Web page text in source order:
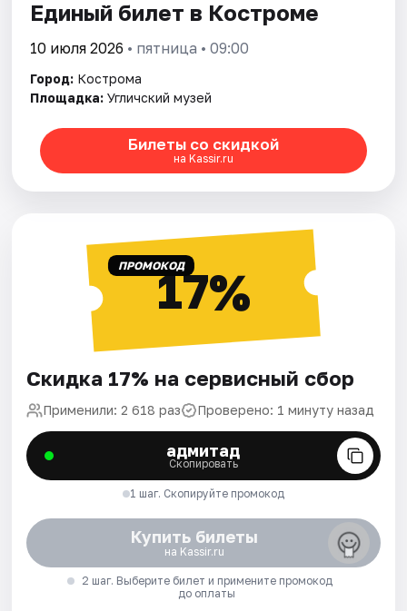
Рейтинги
Единый билет в Костроме
10 июля 2026 • пятница • 09:00
Город: Кострома
Площадка: Угличский музей
Билеты со скидкой
на Kassir.ru
ПРОМОКОД17%
Скидка 17% на сервисный сбор
Применили: 2 618 раз Проверено: 1 минуту назад
адмитад
Скопировать
1 шаг. Скопируйте промокод
Купить билеты
на Kassir.ru
2 шаг. Выберите билет и примените промокод
до оплаты